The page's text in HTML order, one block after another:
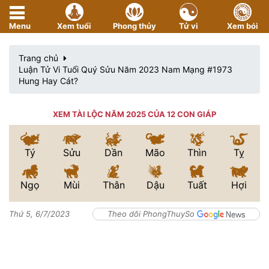
Menu Xem tuổi Phong thủy Tử vi Xem bói
Trang chủ
Luận Tử Vi Tuổi Quý Sửu Năm 2023 Nam Mạng #1973
Hung Hay Cát?
XEM TÀI LỘC NĂM 2025 CỦA 12 CON GIÁP
Tý Sửu Dần Mão Thìn Tỵ
Ngọ Mùi Thân Dậu Tuất Hợi
Thứ 5, 6/7/2023 Theo dõi PhongThuySo